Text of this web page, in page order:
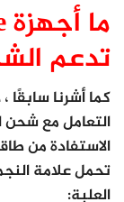
تدعم
تحمل علامة
العلبة: